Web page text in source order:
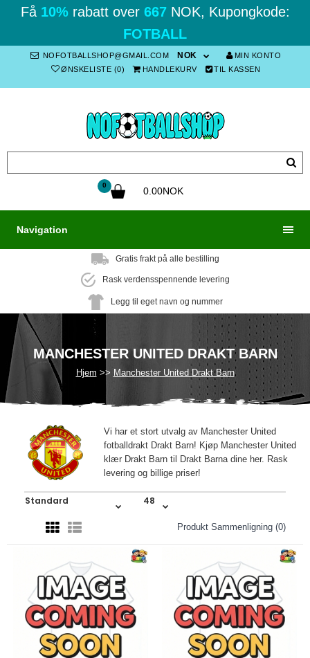
Få 10%rabatt over 667NOK, Kupongkode:
FOTBALL
NOFOTBALLSHOP@GMAIL.COM NOK
MIN KONTO
ØNSKELISTE (0)
HANDLEKURV TIL KASSEN
0
0.00NOK
Navigation
Gratis frakt på alle bestilling
Rask verdensspennende levering
Legg til eget navn og nummer
MANCHESTER UNITED DRAKT BARN
Hjem Manchester United Drakt Barn
Vi har et stort utvalg av Manchester United
fotballdrakt Drakt Barn! Kjøp Manchester United
klær Drakt Barn til Drakt Barna dine her. Rask
levering og billige priser!
Produkt Sammenligning (0)